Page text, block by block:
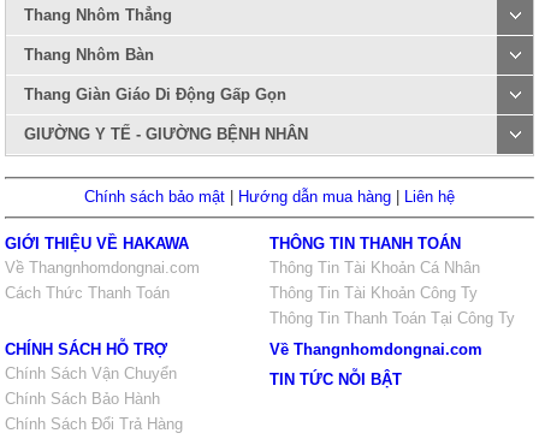
Thang Nhôm Thẳng
Thang Nhôm Bàn
Thang Giàn Giáo Di Động Gấp Gọn
GIƯỜNG Y TẾ - GIƯỜNG BỆNH NHÂN
Chính sách bảo mật Hướng dẫn mua hàng Liên hệ
GIỚI THIỆU VỀ HAKAWA
Về Thangnhomdongnai.com
Cách Thức Thanh Toán
THÔNG TIN THANH TOÁN
Thông Tin Tài Khoản Cá Nhân
Thông Tin Tài Khoản Công Ty
Thông Tin Thanh Toán Tại Công Ty
CHÍNH SÁCH HỖ TRỢ
Chính Sách Vận Chuyển
Chính Sách Bảo Hành
Chính Sách Đổi Trả Hàng
Về Thangnhomdongnai.com
TIN TỨC NỖI BẬT